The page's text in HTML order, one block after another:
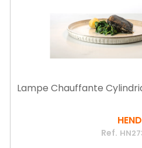
Lampe Chauffante
Ref.